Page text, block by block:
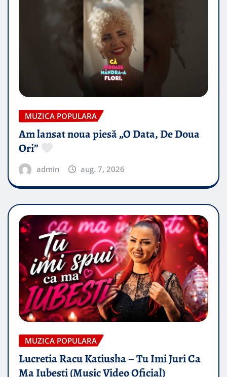
MUZICA POPULARA
Am lansat noua piesă „O Data, De Doua
Ori”
admin aug. 7, 2026
MUZICA POPULARA
Lucretia Racu Katiusha – Tu Imi Juri Ca
Ma Iubesti (Music Video Oficial)